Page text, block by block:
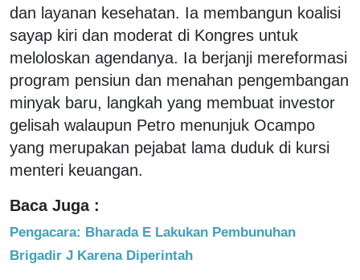
dan layanan kesehatan. Ia membangun koalisi
sayap kiri dan moderat di Kongres untuk
meloloskan agendanya. Ia berjanji mereformasi
program pensiun dan menahan pengembangan
minyak baru, langkah yang membuat investor
gelisah walaupun Petro menunjuk Ocampo
yang merupakan pejabat lama duduk di kursi
menteri keuangan.
Baca Juga :
Pengacara: Bharada E Lakukan Pembunuhan
Brigadir J Karena Diperintah